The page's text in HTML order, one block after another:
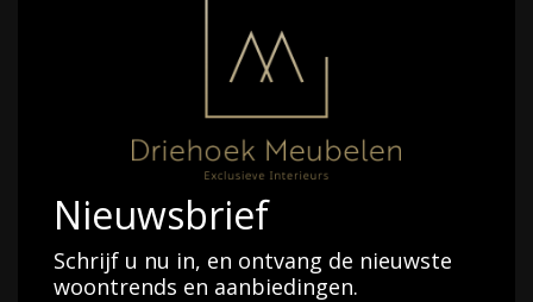
Nieuwsbrief
Schrijf u nu in, en ontvang de nieuwste
woontrends en aanbiedingen.